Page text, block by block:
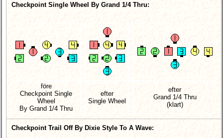
Checkpoint Single Wheel By Grand 1/4 Thru:
före
Checkpoint Single
Wheel
By Grand 1/4 Thru
efter
Single Wheel
efter
Grand 1/4 Thru
(klart)
Checkpoint Trail Off By Dixie Style To A Wave: